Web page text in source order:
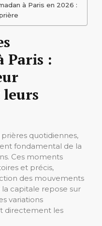
à Paris en 2026 :
Paris :
quotidiennes,
fondamental de la
Ces moments
et précis,
des mouvements
capitale repose sur
variations
directement les